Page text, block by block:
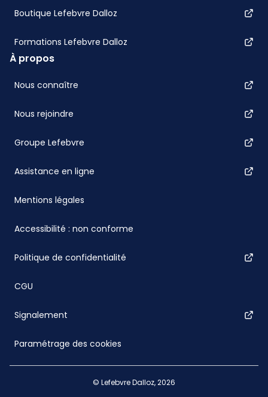
Boutique Lefebvre Dalloz
Formations Lefebvre Dalloz
À propos
Nous connaître
Nous rejoindre
Groupe Lefebvre
Assistance en ligne
Mentions légales
Accessibilité : non conforme
Politique de confidentialité
CGU
Signalement
Paramétrage des cookies
© Lefebvre Dalloz, 2026